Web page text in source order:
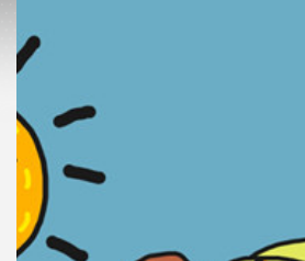
ย์
ลิ
แนะนำ
เพล
ย์
ลิ